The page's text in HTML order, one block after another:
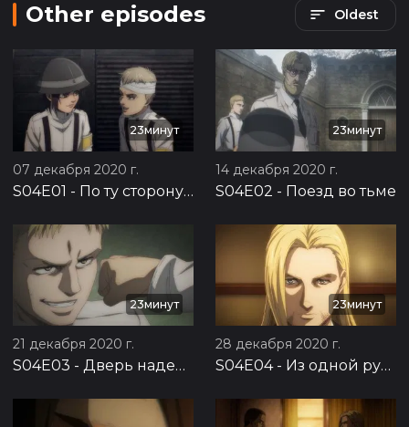
Other episodes Oldest
23минут
07 декабря 2020 г.
S04E01 - По ту сторону моря
23минут
14 декабря 2020 г.
S04E02 - Поезд во тьме
23минут
21 декабря 2020 г.
S04E03 - Дверь надежды
23минут
28 декабря 2020 г.
S04E04- Из одной руки в другую